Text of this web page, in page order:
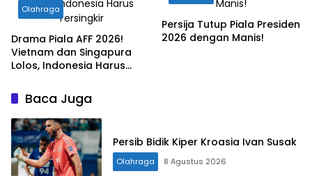
Olahraga
Drama Piala AFF 2026!
Vietnam dan Singapura
Lolos, Indonesia Harus
Persija Tutup Piala Presiden
2026 dengan Manis!
Baca Juga
Persib Bidik Kiper Kroasia Ivan Susak
Olahraga 8 Agustus 2026